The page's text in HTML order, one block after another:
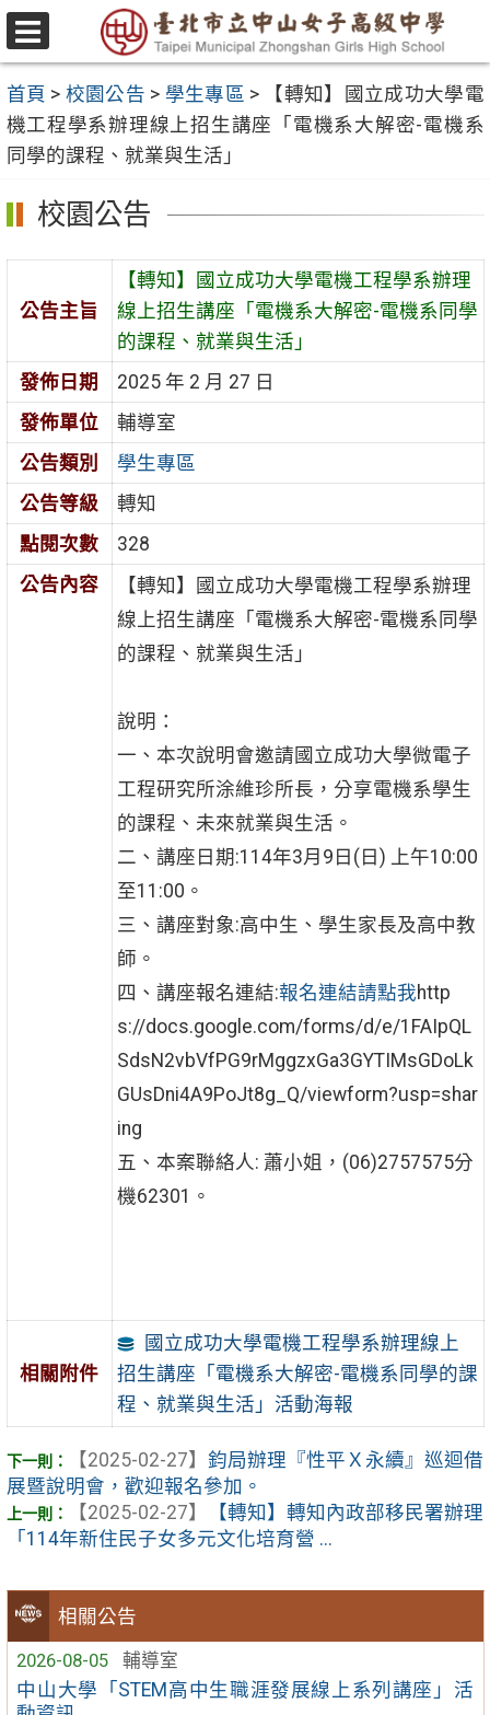
跳
至
要
內
容
區
選
單
首頁 > 校園公告 > 學生專區 >
【轉知】國立成功大學電
機工程學系辦理線上招生講座「電機系大解密-電機系
同學的課程、就業與生活」
相關公告
2026-08-05
輔導室
中山大學「STEM高中生職涯發展線上系列講座」活
校園公告
公告主旨
【轉知】國立成功大學電機工程學系辦理
線上招生講座「電機系大解密-電機系同學
的課程、就業與生活」
發佈日期
2025 年 2 月 27 日
發佈單位
輔導室
公告類別
學生專區
公告等級
轉知
點閱次數
328
公告內容
【轉知】國立成功大學電機工程學系辦理
線上招生講座「電機系大解密-電機系同學
的課程、就業與生活」
說明：
一、本次說明會邀請國立成功大學微電子
工程研究所涂維珍所長，分享電機系學生
的課程、未來就業與生活。
二、講座日期:114年3月9日(日) 上午10:00
至11:00。
三、講座對象:高中生、學生家長及高中教
師。
四、講座報名連結:報名連結請點我http
s://docs.google.com/forms/d/e/1FAIpQL
SdsN2vbVfPG9rMggzxGa3GYTIMsGDoLk
GUsDni4A9PoJt8g_Q/viewform?usp=shar
ing
五、本案聯絡人: 蕭小姐，(06)2757575分
機62301。
相關附件
國立成功大學電機工程學系辦理線上
招生講座「電機系大解密-電機系同學的課
程、就業與生活」活動海報
【2025-02-27】 鈞局辦理『性平Ｘ永續』巡迴借
展暨說明會，歡迎報名參加。
【2025-02-27】
【轉知】轉知內政部移民署辦理
「114年新住民子女多元文化培育營 ...